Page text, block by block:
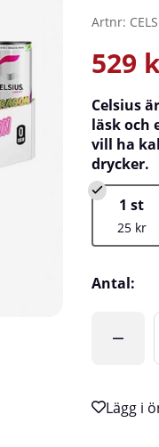
Artnr:
529
Celsius
läsk och
vill ha
drycker.
1 st
25 kr
Antal: